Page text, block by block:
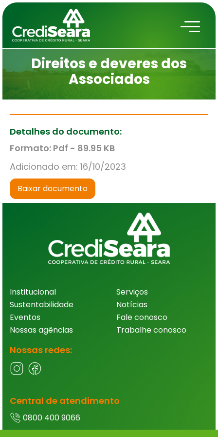
Direitos e deveres dos
Associados
Detalhes do documento:
Formato: Pdf - 89.95 KB
Adicionado em: 16/10/2023
Baixar documento
Institucional
Sustentabilidade
Eventos
Nossas agências
Nossas redes:
Serviços
Notícias
Fale conosco
Trabalhe conosco
Central de atendimento
0800 400 9066